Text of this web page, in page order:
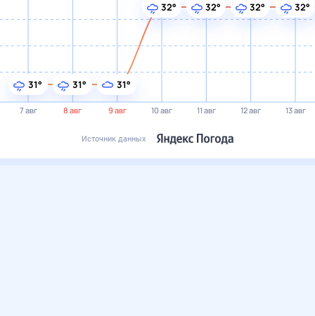
7 авг 8 авг 9 авг 10 авг 11 авг 12 авг 13 авг
31° 31° 31°
32° 32° 32° 32°
Источник данных